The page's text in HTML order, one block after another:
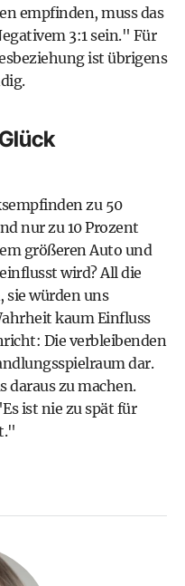
empfinden, muss das
3:1 sein." Für
ist übrigens
zu 50
nur zu 10 Prozent
größeren Auto und
wird? All die
sie würden uns
kaum Einfluss
Die verbleibenden
dar.
daraus zu machen.
ist nie zu spät für